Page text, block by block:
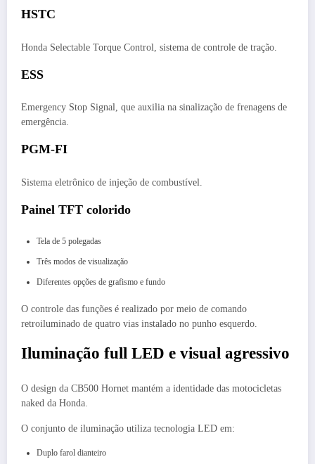
HSTC
Honda Selectable Torque Control, sistema de controle de tração.
ESS
Emergency Stop Signal, que auxilia na sinalização de frenagens de
emergência.
PGM-FI
Sistema eletrônico de injeção de combustível.
Painel TFT colorido
Tela de 5 polegadas
Três modos de visualização
Diferentes opções de grafismo e fundo
O controle das funções é realizado por meio de comando
retroiluminado de quatro vias instalado no punho esquerdo.
Iluminação full LED e visual agressivo
O design da CB500 Hornet mantém a identidade das motocicletas
naked da Honda.
O conjunto de iluminação utiliza tecnologia LED em:
Duplo farol dianteiro